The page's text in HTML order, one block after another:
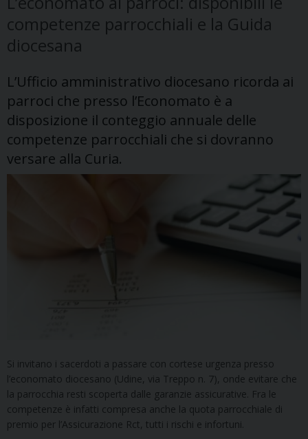
competenze parrocchiali e la Guida
diocesana
L’Ufficio amministrativo diocesano ricorda ai
parroci che presso l’Economato è a
disposizione il conteggio annuale delle
competenze parrocchiali che si dovranno
versare alla Curia.
Si invitano i sacerdoti a passare con cortese urgenza presso
l’economato diocesano (Udine, via Treppo n. 7), onde evitare che
la parrocchia resti scoperta dalle garanzie assicurative. Fra le
competenze è infatti compresa anche la quota parrocchiale di
premio per l’Assicurazione Rct, tutti i rischi e infortuni.